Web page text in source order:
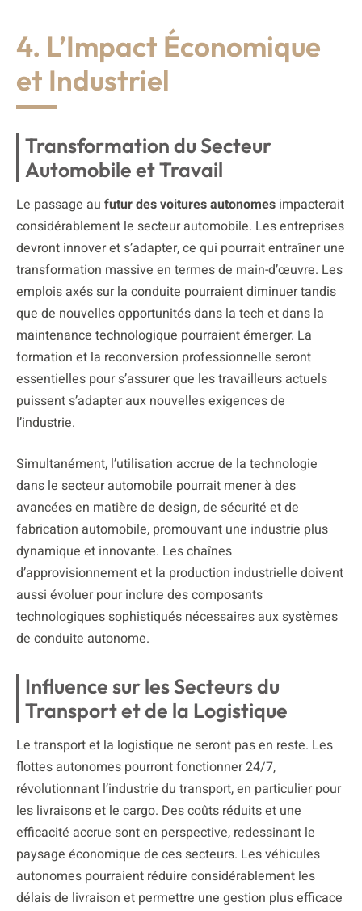
4. L’Impact Économique
et Industriel
Transformation du Secteur
Automobile et Travail
Le passage au futur des voitures autonomes impacterait
considérablement le secteur automobile. Les entreprises
devront innover et s’adapter, ce qui pourrait entraîner une
transformation massive en termes de main-d’œuvre. Les
emplois axés sur la conduite pourraient diminuer tandis
que de nouvelles opportunités dans la tech et dans la
maintenance technologique pourraient émerger. La
formation et la reconversion professionnelle seront
essentielles pour s’assurer que les travailleurs actuels
puissent s’adapter aux nouvelles exigences de
l’industrie.
Simultanément, l’utilisation accrue de la technologie
dans le secteur automobile pourrait mener à des
avancées en matière de design, de sécurité et de
fabrication automobile, promouvant une industrie plus
dynamique et innovante. Les chaînes
d’approvisionnement et la production industrielle doivent
aussi évoluer pour inclure des composants
technologiques sophistiqués nécessaires aux systèmes
de conduite autonome.
Influence sur les Secteurs du
Transport et de la Logistique
Le transport et la logistique ne seront pas en reste. Les
flottes autonomes pourront fonctionner 24/7,
révolutionnant l’industrie du transport, en particulier pour
les livraisons et le cargo. Des coûts réduits et une
efficacité accrue sont en perspective, redessinant le
paysage économique de ces secteurs. Les véhicules
autonomes pourraient réduire considérablement les
délais de livraison et permettre une gestion plus efficace